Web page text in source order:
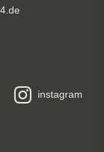
instagram